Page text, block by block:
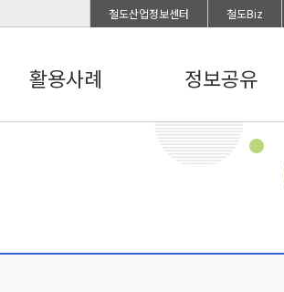
철도산업정보센터 철도Biz
활용사례 정보공유